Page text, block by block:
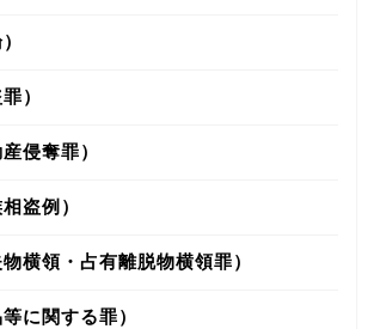
）
侵奪罪）
盗例）
横領・占有離脱物横領罪）
に関する罪）